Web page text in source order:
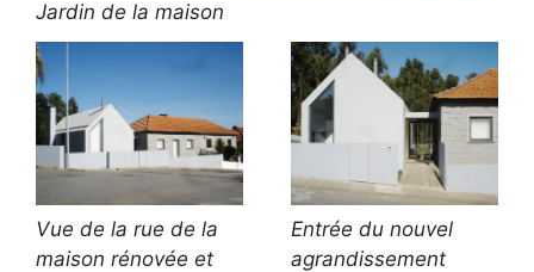
Jardin de la maison
Vue de la rue de la
maison rénovée et
Entrée du nouvel
agrandissement